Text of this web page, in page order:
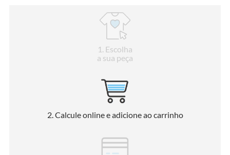
1 . Escolha
a sua peça
2. Calcule online e adicione ao carrinho